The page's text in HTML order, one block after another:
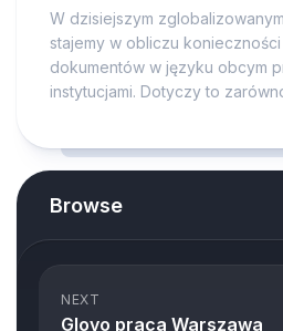
W dzisiejszym
stajemy w obliczu
dokumentów w języku obcym
instytucjami. Dotyczy to
Browse
NEXT
Glovo praca Warszawa